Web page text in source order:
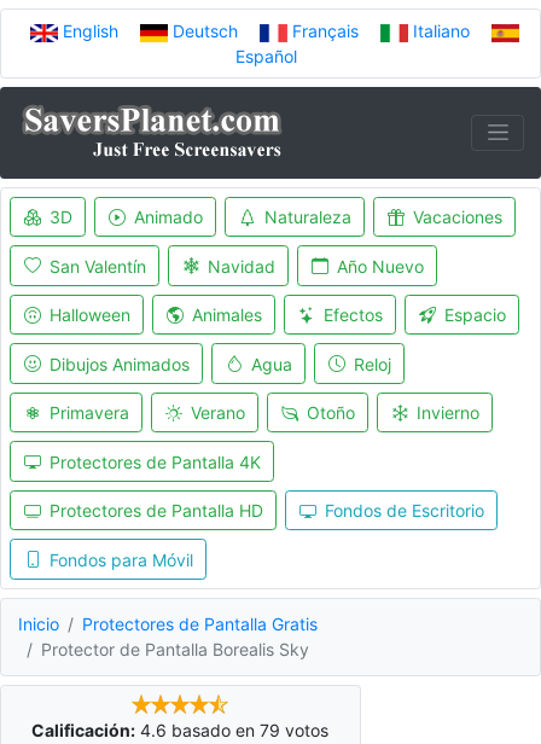
English Deutsch Français
Italiano
Español
3D Animado Naturaleza Vacaciones
San Valentín Navidad Año Nuevo
Halloween Animales Efectos Espacio
Dibujos Animados Agua Reloj
Primavera Verano Otoño Invierno
Protectores de Pantalla 4K
Protectores de Pantalla HD Fondos de Escritorio
Fondos para Móvil
Inicio
Protectores de Pantalla Gratis
Protector de Pantalla Borealis Sky
Calificación: 4.6 basado en79 votos